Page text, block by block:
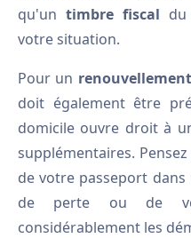
qu'un timbre fiscal
votre situation.
Pour un
doit également être
domicile ouvre droit à
supplémentaires.
de votre passeport
de perte ou de
considérablement les